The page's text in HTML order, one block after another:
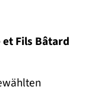
Fils Bâtard